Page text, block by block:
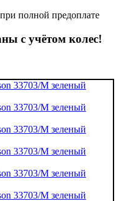
полной предоплате
с учётом колес!